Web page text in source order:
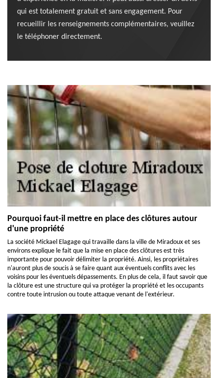
qui est totalement gratuit et sans engagement. Pour
recueillir les renseignements complémentaires, veuillez
le téléphoner directement.
Pourquoi faut-il mettre en place des clôtures autour
d'une propriété
La société Mickael Elagage qui travaille dans la ville de Miradoux et ses
environs explique le fait que la mise en place des clôtures est très
importante pour pouvoir délimiter la propriété. Ainsi, les propriétaires
n'auront plus de soucis à se faire quant aux éventuels conflits avec les
voisins pour les éventuels dépassements. En plus de cela, il faut savoir que
la clôture est une structure qui va protéger la propriété et les occupants
contre toute intrusion ou toute attaque venant de l'extérieur.